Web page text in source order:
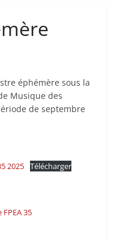
éphémère sous la
Musique des
de septembre
2025 Télécharger
35